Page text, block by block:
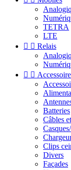
TETRA
LTE
  Relais
 
Batteries
Câbles
Clips
Divers
Façades